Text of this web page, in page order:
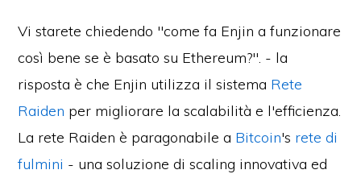
Vi starete chiedendo "come fa Enjin a funzionare
così bene se è basato su Ethereum?". - la
risposta è che Enjin utilizza il sistema Rete
Raiden per migliorare la scalabilità e l'efficienza.
La rete Raiden è paragonabile a Bitcoin's rete di
fulmini - una soluzione di scaling innovativa ed